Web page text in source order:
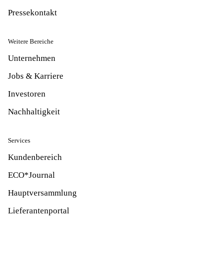
Pressekontakt
Weitere Bereiche
Unternehmen
Jobs & Karriere
Investoren
Nachhaltigkeit
Services
Kundenbereich
ECO*Journal
Hauptversammlung
Lieferantenportal